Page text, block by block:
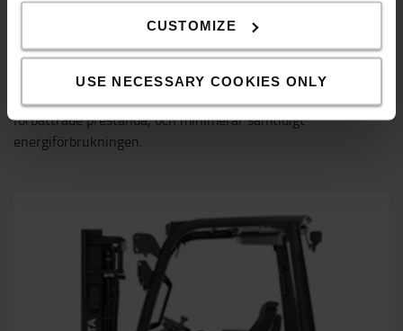
CUSTOMIZE
USE NECESSARY COOKIES ONLY
SyncoDrive från Toyota
Toyota IPM-motor (Interior Permanent Magnet)
förbättrade prestanda, och minimerar samtidigt
energiförbrukningen.